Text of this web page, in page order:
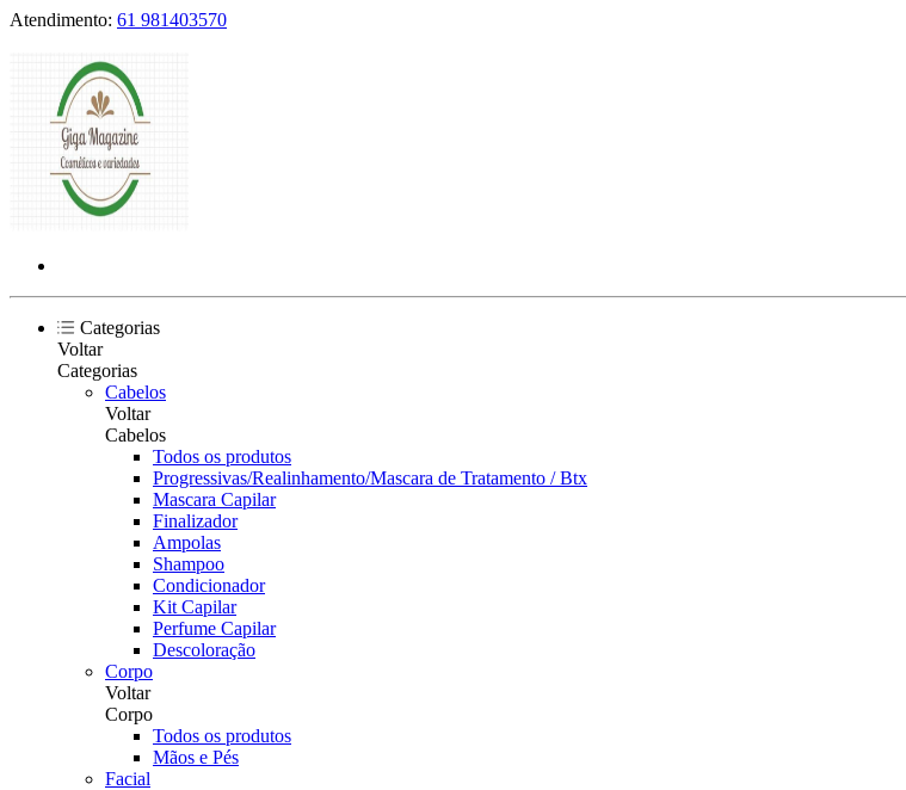
Atendimento: 61 981403570
Categorias
Voltar
Categorias
Cabelos
Voltar
Cabelos
Todos os produtos
Progressivas/Realinhamento/Mascara de Tratamento / Btx
Mascara Capilar
Finalizador
Ampolas
Shampoo
Condicionador
Kit Capilar
Perfume Capilar
Descoloração
Corpo
Voltar
Corpo
Todos os produtos
Mãos e Pés
Facial